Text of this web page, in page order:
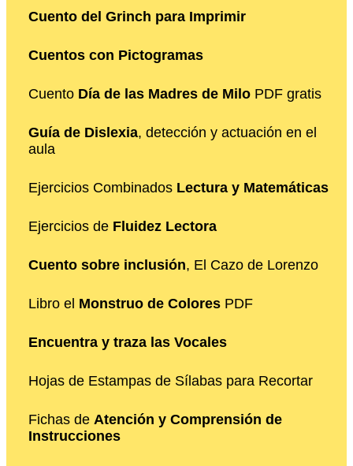
Cuento del Grinch para Imprimir
Cuentos con Pictogramas
Cuento Día de las Madres de Milo PDF gratis
Guía de Dislexia, detección y actuación en el
aula
Ejercicios Combinados Lectura y Matemáticas
Ejercicios de Fluidez Lectora
Cuento sobre inclusión, El Cazo de Lorenzo
Libro el Monstruo de Colores PDF
Encuentra y traza las Vocales
Hojas de Estampas de Sílabas para Recortar
Fichas de Atención y Comprensión de
Instrucciones